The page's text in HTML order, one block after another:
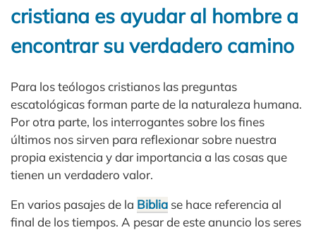
cristiana es ayudar al hombre a
encontrar su verdadero camino
Para los teólogos cristianos las preguntas
escatológicas forman parte de la naturaleza humana.
Por otra parte, los interrogantes sobre los fines
últimos nos sirven para reflexionar sobre nuestra
propia existencia y dar importancia a las cosas que
tienen un verdadero valor.
En varios pasajes de la Biblia se hace referencia al
final de los tiempos. A pesar de este anuncio los seres